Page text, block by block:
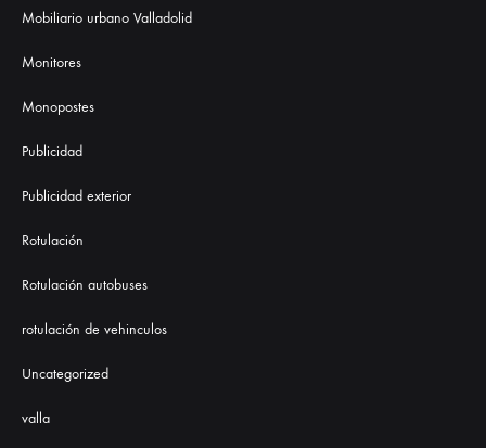
Mobiliario urbano Valladolid
Monitores
Monopostes
Publicidad
Publicidad exterior
Rotulación
Rotulación autobuses
rotulación de vehinculos
Uncategorized
valla